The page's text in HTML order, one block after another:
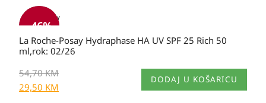
-46%
La Roche-Posay Hydraphase HA UV SPF 25 Rich 50
ml,rok: 02/26
54,70KM
29,50 KM
DODAJ U KOŠARICU